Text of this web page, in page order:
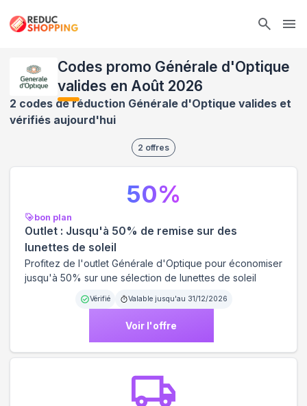
Codes promo Générale d'Optique
valides en Août 2026
2 codes de réduction Générale d'Optique valides et
vérifiés aujourd'hui
2 offres
bon plan
Outlet : Jusqu'à 50% de remise sur des
lunettes de soleil
Profitez de l'outlet Générale d'Optique pour économiser
jusqu'à 50% sur une sélection de lunettes de soleil
Vérifié Valable jusqu'au 31/12/2026
Voir l'offre
50%